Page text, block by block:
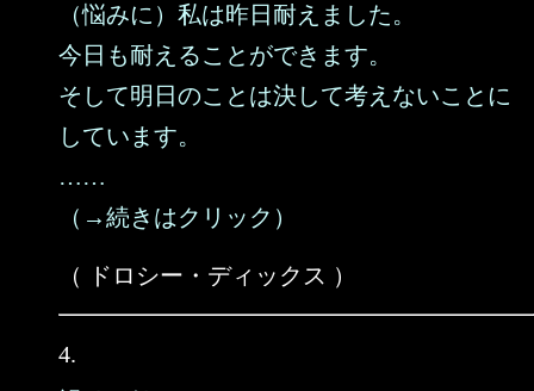
（悩みに）私は昨日耐えました。
今日も耐えることができます。
そして明日のことは決して考えないことに
しています。
……
（→続きはクリック）
（ ドロシー・ディックス ）
4.